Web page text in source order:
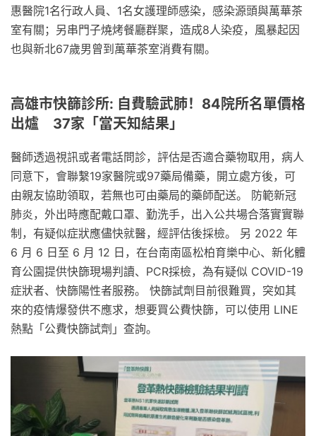
惠醫院1名行政人員、1名女護理師感染，感染源頭與萬華茶
室有關；另串門子燒烤餐廳群聚，造成8人染疫，風暴起因
也與新北67歲男曾到萬華茶室消費有關。
高雄市快篩診所: 自費驗武肺！84院所名單價格
出爐 37家「當天知結果」
醫師透過視訊或者電話問診，評估是否適合藥物取用，病人
同意下，會聯繫19家醫院或97藥局備藥，開立處方後，可
由親友協助領取，若無也可由藥局的藥師配送。 防範新冠
肺炎，外出時應配戴口罩、勤洗手，出入公共場合落實實聯
制，有疑似症狀應儘快就醫，經評估後採檢。 另 2022 年
6 月 6 日至 6 月 12 日，在台南南區松柏育樂中心、新化體
育公園提供快篩現場判讀、PCR採檢，為有疑似 COVID-19
症狀者、快篩陽性者服務。 快篩試劑目前很難買，突如其
來的疫情爆發供不應求，想要買公費快篩，可以使用 LINE
熱點「公費快篩試劑」查詢。